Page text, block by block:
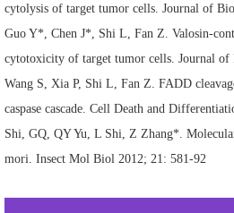
cytolysis of target tumor cells. Journal of
Guo Y*, Chen J*, Shi L, Fan Z. Valosin-
cytotoxicity of target tumor cells. Journal
Wang S, Xia P, Shi L, Fan Z. FADD
caspase cascade. Cell Death and
Shi, GQ, QY Yu, L Shi, Z Zhang*.
mori. Insect Mol Biol 2012; 21: 581-92